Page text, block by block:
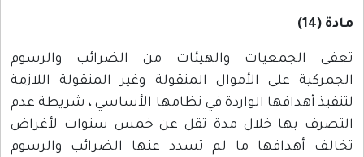
مادة (14)
تعفى الجمعيات والهيئات من الضرائب والرسوم
الجمركية على الأموال المنقولة وغير المنقولة اللازمة
لتنفيذ أهدافها الواردة في نظامها الأساسي ، شريطة عدم
التصرف بها خلال مدة تقل عن خمس سنوات لأغراض
تخالف أهدافها ما لم تسدد عنها الضرائب والرسوم